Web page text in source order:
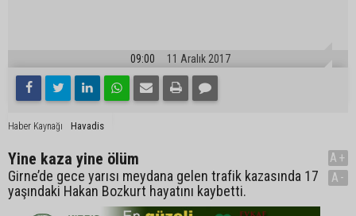
09:00 11 Aralık 2017
Haber Kaynağı Havadis
Yine kaza yine ölüm
Girne’de gece yarısı meydana gelen trafik kazasında 17
yaşındaki Hakan Bozkurt hayatını kaybetti.
A+
A-